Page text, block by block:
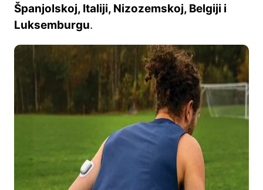
Španjolskoj, Italiji, Nizozemskoj, Belgiji i
Luksemburgu.